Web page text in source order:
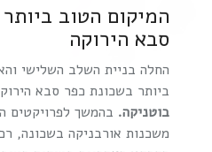
המיקום הטוב
סבא הירוקה
החלה בניית השלב השלישי
ביותר בשכונת כפר סבא
בוטניקה. בהמשך לפרויקטים
משכנות אורבניקה בשכונה,